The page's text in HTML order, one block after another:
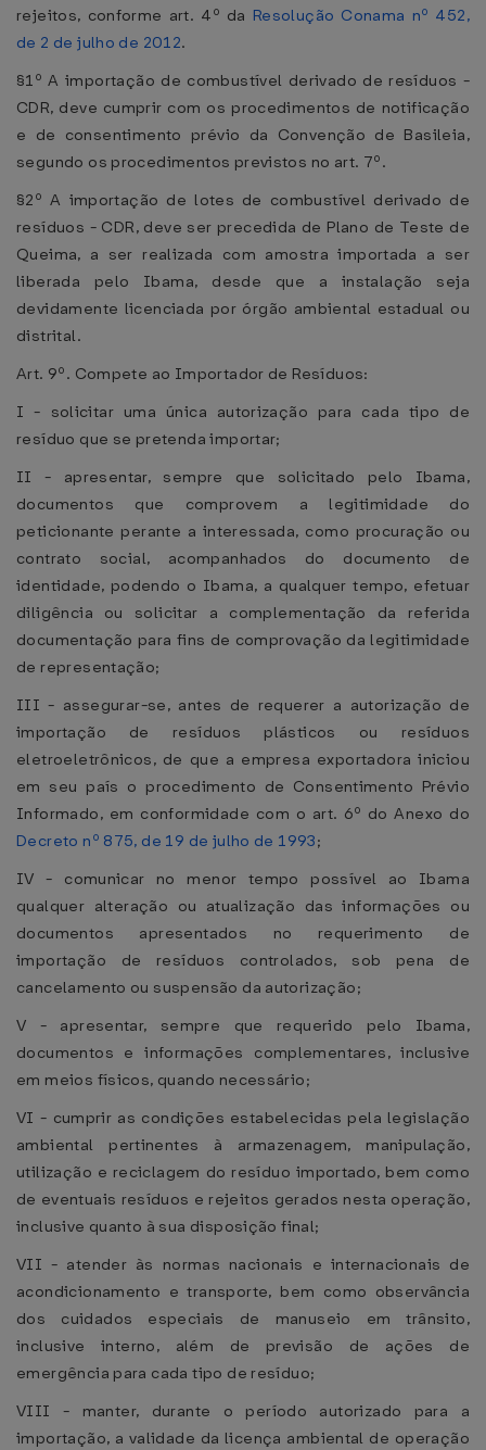
rejeitos, conforme art. 4º da Resolução Conama nº 452,
de 2 de julho de 2012.
§1º A importação de combustível derivado de resíduos -
CDR, deve cumprir com os procedimentos de notificação
e de consentimento prévio da Convenção de Basileia,
segundo os procedimentos previstos no art. 7º.
§2º A importação de lotes de combustível derivado de
resíduos - CDR, deve ser precedida de Plano de Teste de
Queima, a ser realizada com amostra importada a ser
liberada pelo Ibama, desde que a instalação seja
devidamente licenciada por órgão ambiental estadual ou
distrital.
Art. 9º. Compete ao Importador de Resíduos:
I - solicitar uma única autorização para cada tipo de
resíduo que se pretenda importar;
II - apresentar, sempre que solicitado pelo Ibama,
documentos que comprovem a legitimidade do
peticionante perante a interessada, como procuração ou
contrato social, acompanhados do documento de
identidade, podendo o Ibama, a qualquer tempo, efetuar
diligência ou solicitar a complementação da referida
documentação para fins de comprovação da legitimidade
de representação;
III - assegurar-se, antes de requerer a autorização de
importação de resíduos plásticos ou resíduos
eletroeletrônicos, de que a empresa exportadora iniciou
em seu país o procedimento de Consentimento Prévio
Informado, em conformidade com o art. 6º do Anexo do
Decreto nº 875, de 19 de julho de 1993;
IV - comunicar no menor tempo possível ao Ibama
qualquer alteração ou atualização das informações ou
documentos apresentados no requerimento de
importação de resíduos controlados, sob pena de
cancelamento ou suspensão da autorização;
V - apresentar, sempre que requerido pelo Ibama,
documentos e informações complementares, inclusive
em meios físicos, quando necessário;
VI - cumprir as condições estabelecidas pela legislação
ambiental pertinentes à armazenagem, manipulação,
utilização e reciclagem do resíduo importado, bem como
de eventuais resíduos e rejeitos gerados nesta operação,
inclusive quanto à sua disposição final;
VII - atender às normas nacionais e internacionais de
acondicionamento e transporte, bem como observância
dos cuidados especiais de manuseio em trânsito,
inclusive interno, além de previsão de ações de
emergência para cada tipo de resíduo;
VIII - manter, durante o período autorizado para a
importação, a validade da licença ambiental de operação